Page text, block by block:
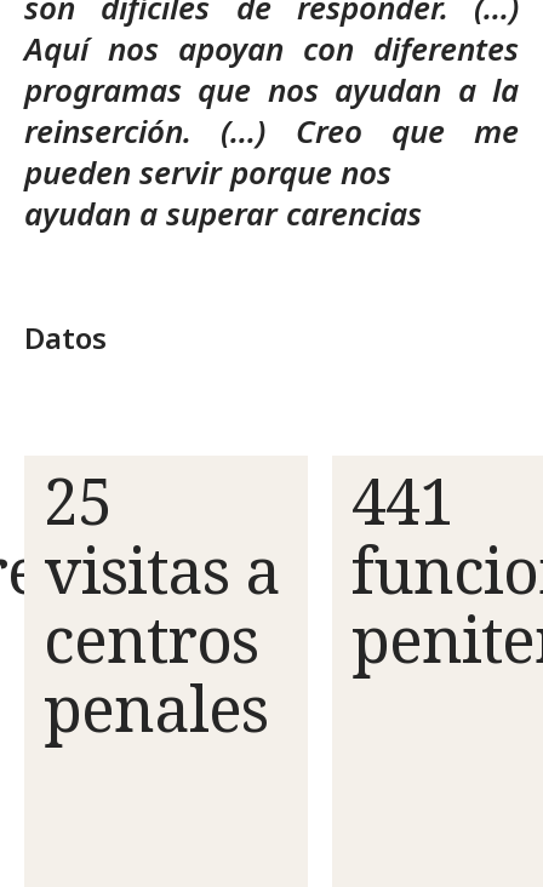
Aquí nos apoyan con diferentes
programas que nos ayudan a la
reinserción. (...) Creo que me
pueden servir porque nos
ayudan a superar carencias
Datos
25
visitas a
centros
penales
441